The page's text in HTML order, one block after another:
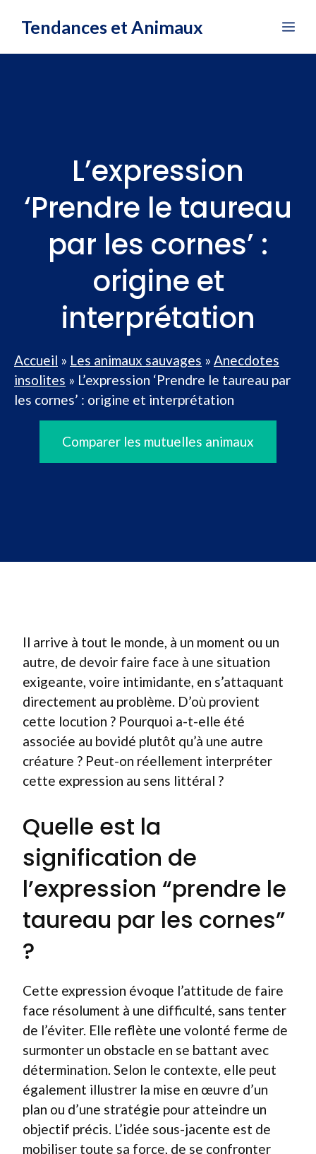
Tendances et Animaux
L’expression
‘Prendre le taureau
par les cornes’ :
origine et
interprétation
Accueil » Les animaux sauvages » Anecdotes
insolites » L’expression ‘Prendre le taureau par
les cornes’ : origine et interprétation
Comparer les mutuelles animaux
Il arrive à tout le monde, à un moment ou un
autre, de devoir faire face à une situation
exigeante, voire intimidante, en s’attaquant
directement au problème. D’où provient
cette locution ? Pourquoi a-t-elle été
associée au bovidé plutôt qu’à une autre
créature ? Peut-on réellement interpréter
cette expression au sens littéral ?
Quelle est la
signification de
l’expression “prendre le
taureau par les cornes”
?
Cette expression évoque l’attitude de faire
face résolument à une difficulté, sans tenter
de l’éviter. Elle reflète une volonté ferme de
surmonter un obstacle en se battant avec
détermination. Selon le contexte, elle peut
également illustrer la mise en œuvre d’un
plan ou d’une stratégie pour atteindre un
objectif précis. L’idée sous-jacente est de
mobiliser toute sa force, de se confronter